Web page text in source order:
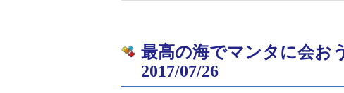
最高の海でマンタに会お
2017/07/26